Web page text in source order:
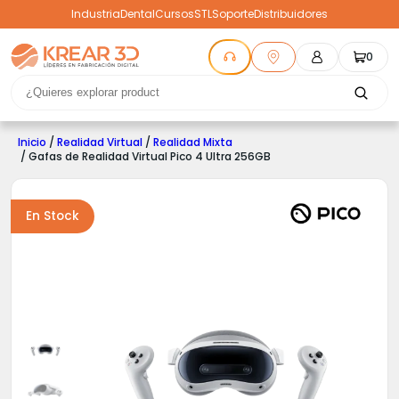
IndustriaDentalCursosSTLSoporteDistribuidores
0
Inicio / Realidad Virtual / Realidad Mixta
/ Gafas de Realidad Virtual Pico 4 Ultra 256GB
En Stock